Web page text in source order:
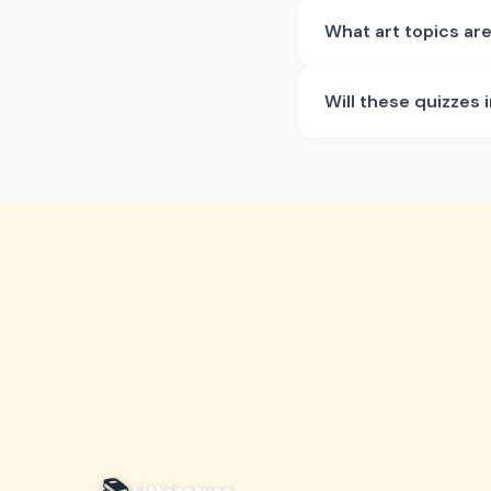
What art topics
Will these quizzes